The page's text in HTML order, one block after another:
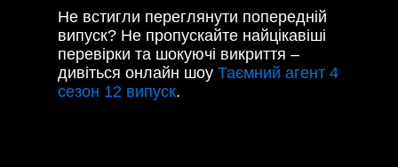
Не встигли переглянути попередній
випуск? Не пропускайте найцікавіші
перевірки та шокуючі викриття –
дивіться онлайн шоу Таємний агент 4
сезон 12 випуск.